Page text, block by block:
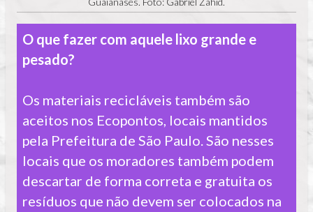
O que fazer com aquele lixo grande e
pesado?
Os materiais recicláveis também são
aceitos nos Ecopontos, locais mantidos
pela Prefeitura de São Paulo. São nesses
locais que os moradores também podem
descartar de forma correta e gratuita os
resíduos que não devem ser colocados na